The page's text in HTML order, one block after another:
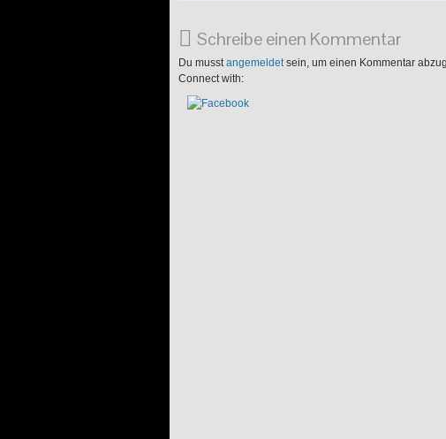
Schreibe einen Kommentar
Du musstangemeldetsein, um einen Kommentar
Connect with: